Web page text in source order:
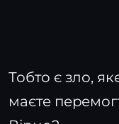
Тобто є зло,
маєте